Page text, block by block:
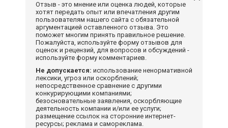
Отзыв - это мнение или оценка людей, которые
хотят передать опыт или впечатления другим
пользователям нашего сайта с обязательной
аргументацией оставленного отзыва. Это
поможет многим принять правильное решение.
Пожалуйста, используйте форму отзывов для
оценок и рецензий, для вопросов и обсуждений -
используйте форму комментариев.
Не допускается: использование ненормативной
лексики, угроз или оскорблений;
непосредственное сравнение с другими
конкурирующими компаниями;
безосновательные заявления, оскорбляющие
деятельность компании и/или ее услуги;
размещение ссылок на сторонние интернет-
ресурсы; реклама и самореклама.